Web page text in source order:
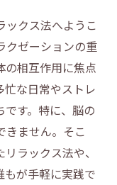
ックス法へようこ
クゼーションの重
の相互作用に焦点
忙な日常やストレ
す。特に、脳の
きません。そこ
ラックス法や、
もが手軽に実践で